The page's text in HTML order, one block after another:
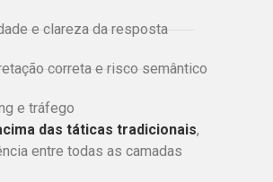
e clareza da resposta
correta e risco semântico
e tráfego
das táticas tradicionais,
entre todas as camadas